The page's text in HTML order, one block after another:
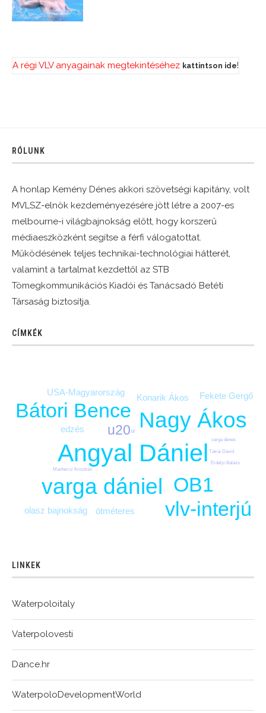
A régi VLV anyagainak megtekintéséhez kattintson ide!
RÓLUNK
A honlap Kemény Dénes akkori szövetségi kapitány, volt
MVLSZ-elnök kezdeményezésére jött létre a 2007-es
melbourne-i világbajnokság előtt, hogy korszerű
médiaeszközként segítse a férfi válogatottat.
Működésének teljes technikai-technológiai hátterét,
valamint a tartalmat kezdettől az STB
Tömegkommunikációs Kiadói és Tanácsadó Betéti
Társaság biztosítja.
CÍMKÉK
Angyal Dániel
Nagy Ákos
varga dániel
Bátori Bence
OB1
vlv-interjú
u20
edzés
Fekete Gergő
Konarik Ákos
olasz bajnokság
USA-Magyarország
ötméteres
bl
Erdélyi Balázs
Manhercz Krisztián
Tátrai Dávid
varga dénes
LINKEK
Waterpoloitaly
Vaterpolovesti
Dance.hr
WaterpoloDevelopmentWorld